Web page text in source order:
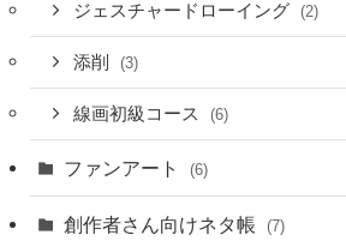
ジェスチャードローイング (2)
添削 (3)
線画初級コース (6)
ファンアート (6)
創作者さん向けネタ帳 (7)